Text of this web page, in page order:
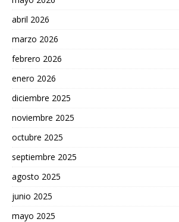
abril 2026
marzo 2026
febrero 2026
enero 2026
diciembre 2025
noviembre 2025
octubre 2025
septiembre 2025
agosto 2025
junio 2025
mayo 2025